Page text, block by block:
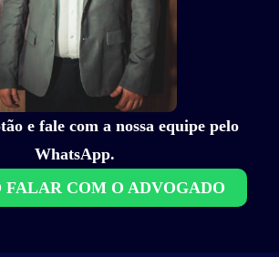
e fale com a nossa equipe pelo
WhatsApp.
FALAR COM O ADVOGADO